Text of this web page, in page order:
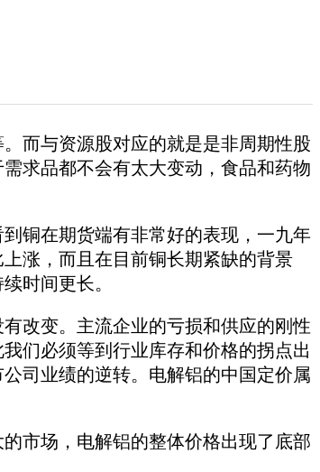
而与资源股对应的就是是非周期性股
求品都不会有太大变动，食品和药物
铜在期货端有非常好的表现，一九年
涨，而且在目前铜长期紧缺的背景
时间更长。
改变。主流企业的亏损和供应的刚性
们必须等到行业库存和价格的拐点出
司业绩的逆转。电解铝的中国定价属
市场，电解铝的整体价格出现了底部